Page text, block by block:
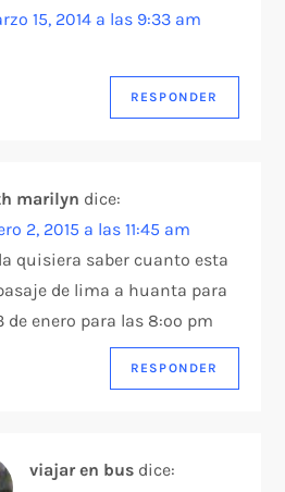
15, 2014 a las 9:33 am
RESPONDER
marilyn dice:
2, 2015 a las 11:45 am
quisiera saber cuanto esta
de lima a huanta para
de enero para las 8:oo pm
RESPONDER
viajar en bus dice: